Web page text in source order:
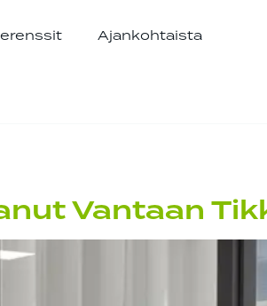
Ajankohtaista
Vantaan